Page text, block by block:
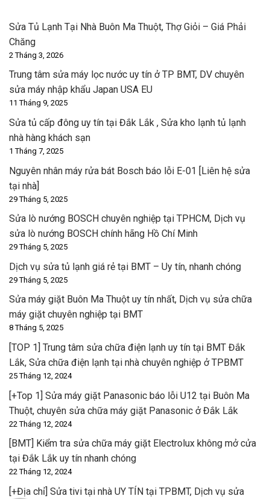
Sửa Tủ Lạnh Tại Nhà Buôn Ma Thuột, Thợ Giỏi – Giá Phải
Chăng
2 Tháng 3, 2026
Trung tâm sửa máy lọc nước uy tín ở TP BMT, DV chuyên
sửa máy nhập khẩu Japan USA EU
11 Tháng 9, 2025
Sửa tủ cấp đông uy tín tại Đắk Lắk , Sửa kho lạnh tủ lạnh
nhà hàng khách sạn
1 Tháng 7, 2025
Nguyên nhân máy rửa bát Bosch báo lỗi E-01 [Liên hệ sửa
tại nhà]
29 Tháng 5, 2025
Sửa lò nướng BOSCH chuyên nghiệp tại TPHCM, Dịch vụ
sửa lò nướng BOSCH chính hãng Hồ Chí Minh
29 Tháng 5, 2025
Dịch vụ sửa tủ lạnh giá rẻ tại BMT – Uy tín, nhanh chóng
29 Tháng 5, 2025
Sửa máy giặt Buôn Ma Thuột uy tín nhất, Dịch vụ sửa chữa
máy giặt chuyên nghiệp tại BMT
8 Tháng 5, 2025
[TOP 1] Trung tâm sửa chữa điện lạnh uy tín tại BMT Đắk
Lắk, Sửa chữa điện lạnh tại nhà chuyên nghiệp ở TPBMT
25 Tháng 12, 2024
[+Top 1] Sửa máy giặt Panasonic báo lỗi U12 tại Buôn Ma
Thuột, chuyên sửa chữa máy giặt Panasonic ở Đắk Lắk
22 Tháng 12, 2024
[BMT] Kiểm tra sửa chữa máy giặt Electrolux không mở cửa
tại Đắk Lắk uy tín nhanh chóng
22 Tháng 12, 2024
[+Địa chỉ] Sửa tivi tại nhà UY TÍN tại TPBMT, Dịch vụ sửa